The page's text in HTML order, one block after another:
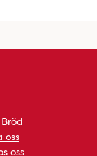
oss
oss